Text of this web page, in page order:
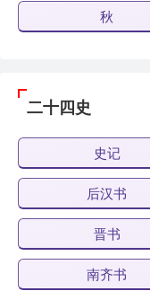
秋
二十四史
史记
后汉书
晋书
南齐书